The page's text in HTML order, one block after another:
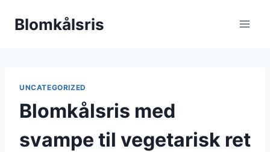
Blomkålsris
UNCATEGORIZED
Blomkålsris med
svampe til vegetarisk ret